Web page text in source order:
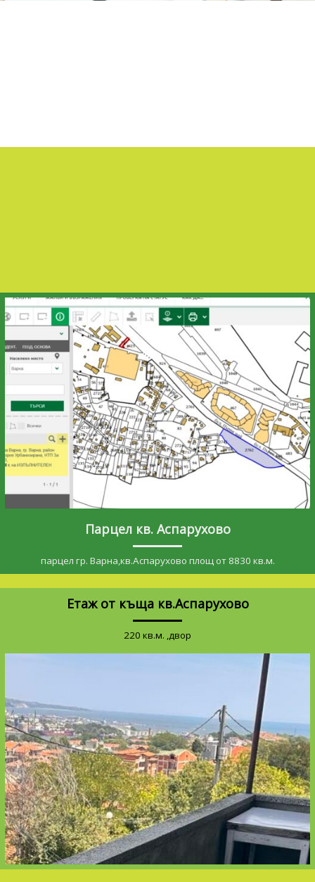
Парцел кв. Аспарухово
парцел гр. Варна,кв.Аспарухово площ от 8830 кв.м.
Етаж от къща кв.Аспарухово
220 кв.м. ,двор